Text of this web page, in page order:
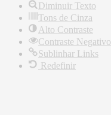
Diminuir Texto
Tons de Cinza
Alto Contraste
Contraste Negativo
Sublinhar Links
Redefinir